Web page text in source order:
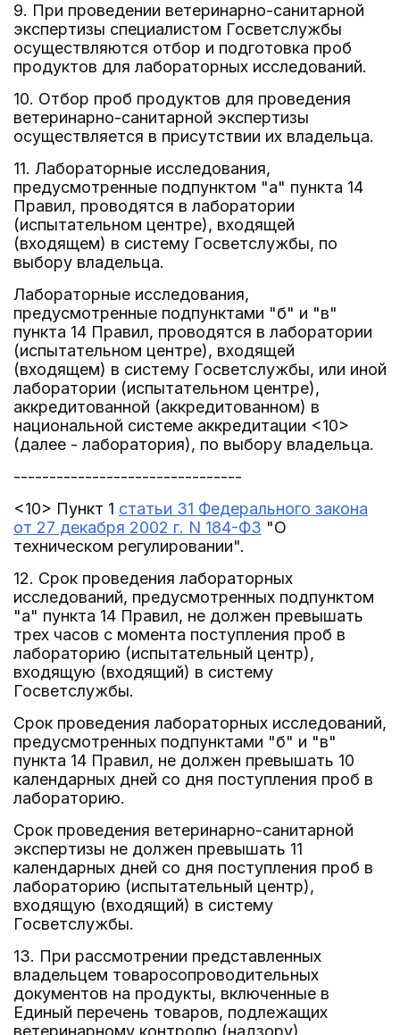
9. При проведении ветеринарно-санитарной
экспертизы специалистом Госветслужбы
осуществляются отбор и подготовка проб
продуктов для лабораторных исследований.
10. Отбор проб продуктов для проведения
ветеринарно-санитарной экспертизы
осуществляется в присутствии их владельца.
11. Лабораторные исследования,
предусмотренные подпунктом "а" пункта 14
Правил, проводятся в лаборатории
(испытательном центре), входящей
(входящем) в систему Госветслужбы, по
выбору владельца.
Лабораторные исследования,
предусмотренные подпунктами "б" и "в"
пункта 14 Правил, проводятся в лаборатории
(испытательном центре), входящей
(входящем) в систему Госветслужбы, или иной
лаборатории (испытательном центре),
аккредитованной (аккредитованном) в
национальной системе аккредитации <10>
(далее - лаборатория), по выбору владельца.
--------------------------------
<10> Пункт 1 статьи 31 Федерального закона
от 27 декабря 2002 г. N 184-ФЗ "О
техническом регулировании".
12. Срок проведения лабораторных
исследований, предусмотренных подпунктом
"а" пункта 14 Правил, не должен превышать
трех часов с момента поступления проб в
лабораторию (испытательный центр),
входящую (входящий) в систему
Госветслужбы.
Срок проведения лабораторных исследований,
предусмотренных подпунктами "б" и "в"
пункта 14 Правил, не должен превышать 10
календарных дней со дня поступления проб в
лабораторию.
Срок проведения ветеринарно-санитарной
экспертизы не должен превышать 11
календарных дней со дня поступления проб в
лабораторию (испытательный центр),
входящую (входящий) в систему
Госветслужбы.
13. При рассмотрении представленных
владельцем товаросопроводительных
документов на продукты, включенные в
Единый перечень товаров, подлежащих
ветеринарному контролю (надзору),